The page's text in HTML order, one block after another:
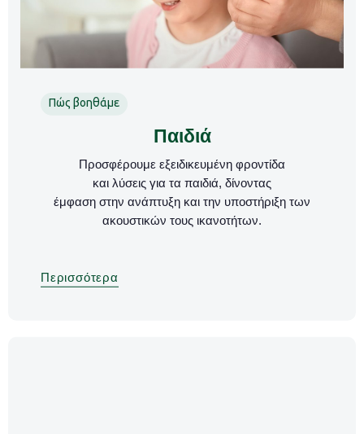
Πώς βοηθάμε
Παιδιά
Προσφέρουμε εξειδικευμένη φροντίδα
και λύσεις για τα παιδιά, δίνοντας
έμφαση στην ανάπτυξη και την υποστήριξη των
ακουστικών τους ικανοτήτων.
Περισσότερα